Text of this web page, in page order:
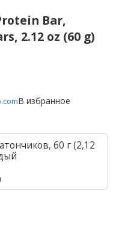
Bar,
2.12 oz (60 g)
В избранное
60 г (2,12